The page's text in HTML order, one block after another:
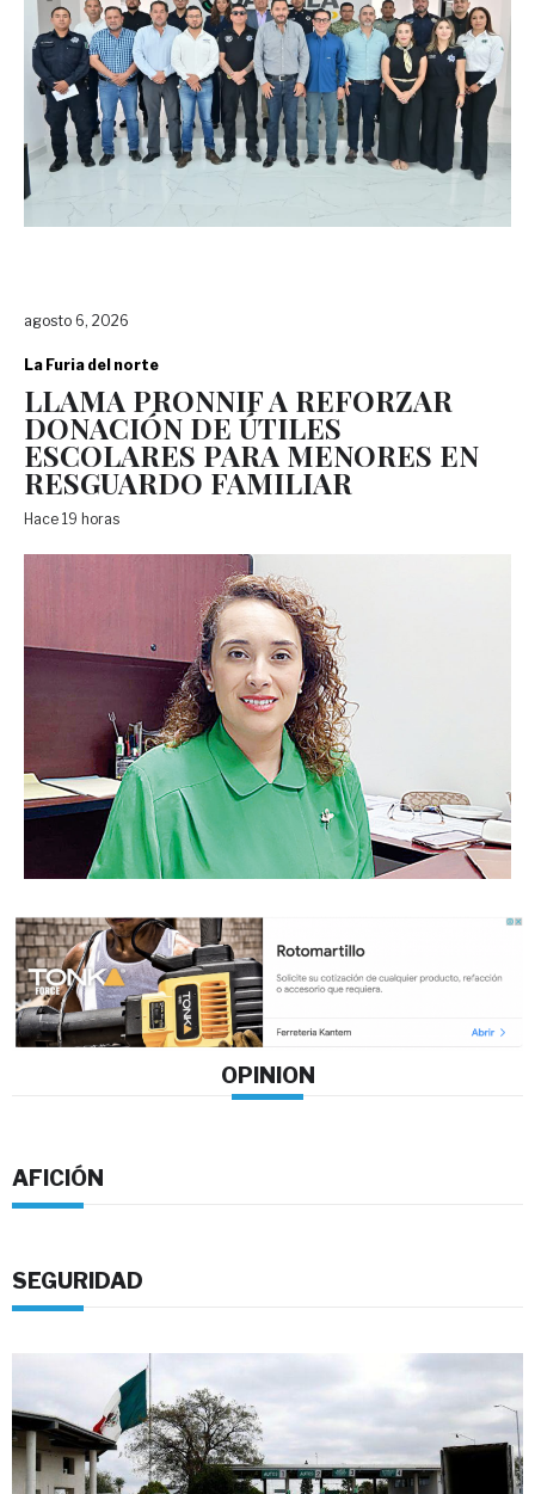
agosto 6, 2026
La Furia del norte
LLAMA PRONNIF A REFORZAR
DONACIÓN DE ÚTILES
ESCOLARES PARA MENORES EN
RESGUARDO FAMILIAR
Hace 19 horas
OPINION
AFICIÓN
SEGURIDAD